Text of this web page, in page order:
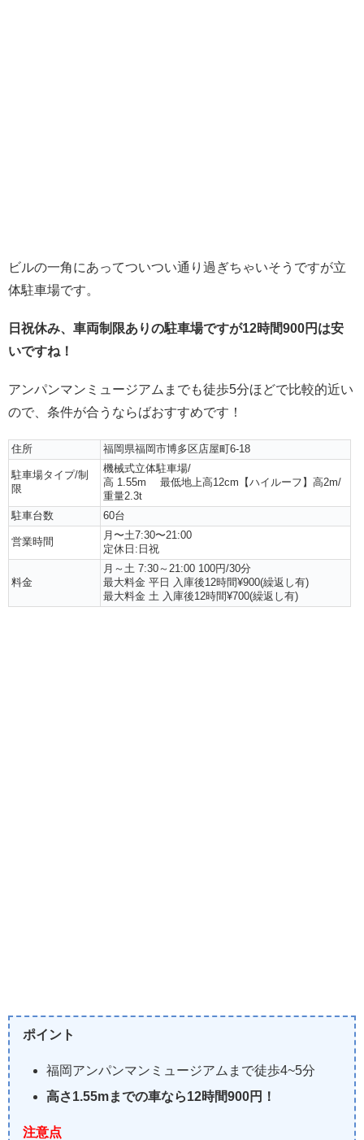
ビルの一角にあってついつい通り過ぎちゃいそうですが立
体駐車場です。
日祝休み、車両制限ありの駐車場ですが12時間900円は安
いですね！
アンパンマンミュージアムまでも徒歩5分ほどで比較的近い
ので、条件が合うならばおすすめです！
住所 福岡県福岡市博多区店屋町6-18
駐車場タイプ/制
限
機械式立体駐車場/
高 1.55m 最低地上高12cm【ハイルーフ】高2m/
重量2.3t
駐車台数
60台
営業時間
月〜土7:30〜21:00
定休日:日祝
料金
月～土 7:30～21:00 100円/30分
最大料金 平日 入庫後12時間¥900(繰返し有)
最大料金 土 入庫後12時間¥700(繰返し有)
ポイント
福岡アンパンマンミュージアムまで徒歩4~5分
高さ1.55mまでの車なら12時間900円！
注意点